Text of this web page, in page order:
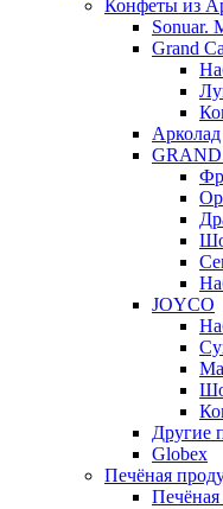
Конфеты из
Sonuar.
Grand
Арколад
GRAND
JOYCO
Другие
Globex
Печёная